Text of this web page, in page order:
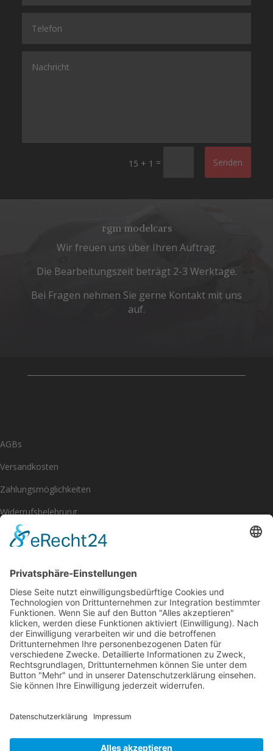
15 + 1 = Senden
rgm modelcars
Wir freuen uns über Ihren Auftrag.
Die Bearbeitungszeit beträgt 2-3 Werktage.
Bei Fragen nehmen Sie gerne Kontakt mit uns
auf.
AGBs
Versandkosten
Zahlungsmöglichkeiten
Widerrufsbelehrung
Impressum
[eu_owb_order_withdrawal_button]